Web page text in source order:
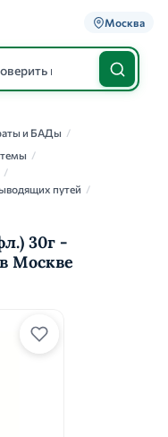
Москва
и БАДы /
/
/
путей /
30г -
Москве